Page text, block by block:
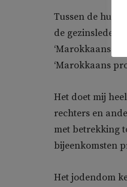
Tussen de
de gezinsleden
‘Marokkaans-
‘Marokkaans
Het doet mij
rechters en
met betrekking
bijeenkomsten
Het jodendom